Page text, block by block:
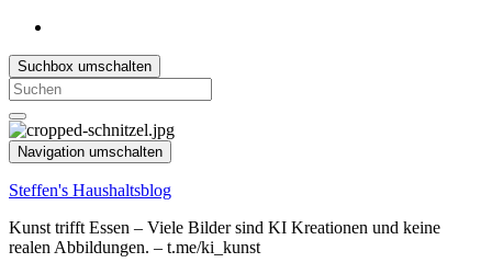
Suchbox umschalten
Search
for:
Navigation umschalten
Steffen's Haushaltsblog
Kunst trifft Essen – Viele Bilder sind KI Kreationen und keine
realen Abbildungen. – t.me/ki_kunst